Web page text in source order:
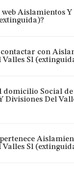
web Aislamientos
contactar con
Valles Sl
domicilio Social de
Divisiones Del
Valles Sl